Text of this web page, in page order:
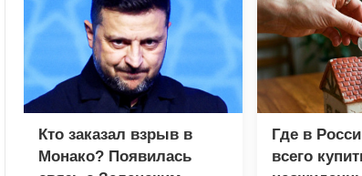
Кто заказал взрыв в
Монако? Появилась
Где в
всего